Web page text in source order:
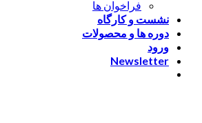
فراخوان ها
نشست و کارگاه
دوره ها و محصولات
ورود
Newsletter